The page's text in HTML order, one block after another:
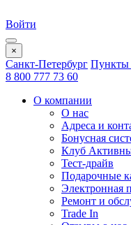
Войти
×
Санкт-Петербург Пункты
8 800 777 73 60
О компании
О нас
Адреса и
Бонусная
Клуб
Тест-драйв
Подарочные
Электронная
Ремонт и
Trade In